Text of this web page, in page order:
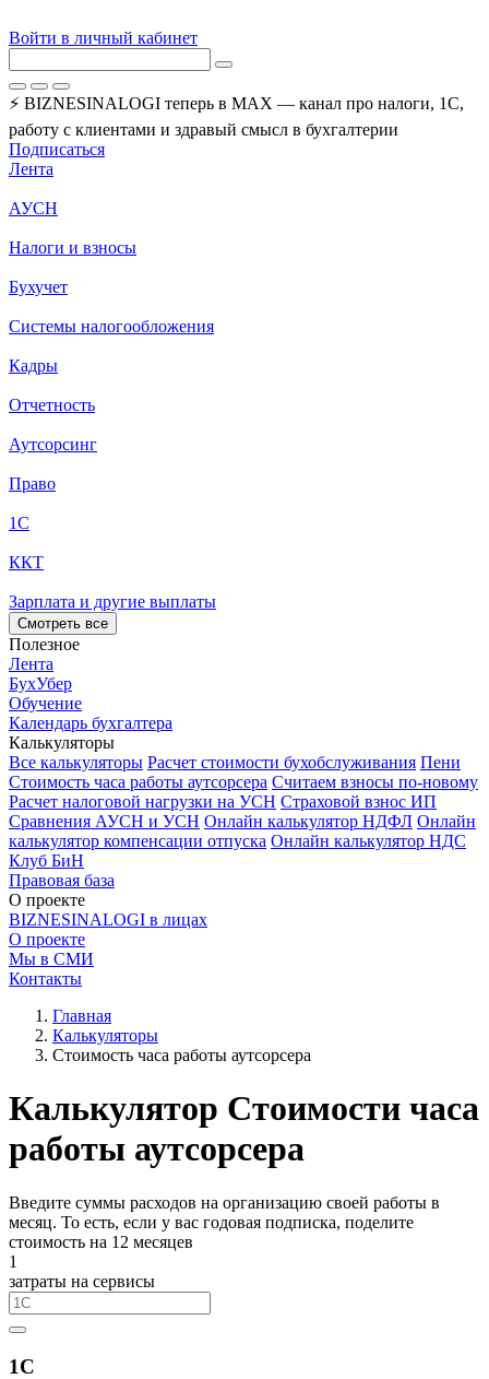
Войти в личный кабинет
⚡ BIZNESINALOGI теперь в MAX — канал про налоги, 1С,
работу с клиентами и здравый смысл в бухгалтерии
Подписаться
Лента
АУСН
Налоги и взносы
Бухучет
Системы налогообложения
Кадры
Отчетность
Аутсорсинг
Право
1С
ККТ
Зарплата и другие выплаты
Смотреть все
Полезное
Лента
БухУбер
Обучение
Календарь бухгалтера
Калькуляторы
Все калькуляторы Расчет стоимости бухобслуживания Пени
Стоимость часа работы аутсорсера Считаем взносы по-новому
Расчет налоговой нагрузки на УСН Страховой взнос ИП
Сравнения АУСН и УСН Онлайн калькулятор НДФЛ Онлайн
калькулятор компенсации отпуска Онлайн калькулятор НДС
Клуб БиН
Правовая база
О проекте
BIZNESINALOGI в лицах
О проекте
Мы в СМИ
Контакты
Главная
Калькуляторы
Стоимость часа работы аутсорсера
Калькулятор Стоимости часа
работы аутсорсера
Введите суммы расходов на организацию своей работы в
месяц. То есть, если у вас годовая подписка, поделите
стоимость на 12 месяцев
1
затраты на сервисы
1C